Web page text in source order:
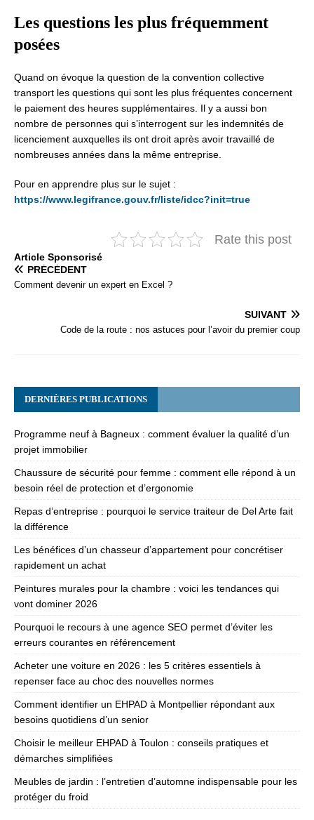
Les questions les plus fréquemment
posées
Quand on évoque la question de la convention collective
transport les questions qui sont les plus fréquentes concernent
le paiement des heures supplémentaires. Il y a aussi bon
nombre de personnes qui s’interrogent sur les indemnités de
licenciement auxquelles ils ont droit après avoir travaillé de
nombreuses années dans la même entreprise.
Pour en apprendre plus sur le sujet :
https://www.legifrance.gouv.fr/liste/idcc?init=true
Rate this post
Articlе Spоnsоrisé
PRÉCÉDENT
Comment devenir un expert en Excel ?
SUIVANT
Code de la route : nos astuces pour l’avoir du premier coup
DERNIÈRES PUBLICATIONS
Programme neuf à Bagneux : comment évaluer la qualité d’un
projet immobilier
Chaussure de sécurité pour femme : comment elle répond à un
besoin réel de protection et d’ergonomie
Repas d’entreprise : pourquoi le service traiteur de Del Arte fait
la différence
Les bénéfices d’un chasseur d’appartement pour concrétiser
rapidement un achat
Peintures murales pour la chambre : voici les tendances qui
vont dominer 2026
Pourquoi le recours à une agence SEO permet d’éviter les
erreurs courantes en référencement
Acheter une voiture en 2026 : les 5 critères essentiels à
repenser face au choc des nouvelles normes
Comment identifier un EHPAD à Montpellier répondant aux
besoins quotidiens d’un senior
Choisir le meilleur EHPAD à Toulon : conseils pratiques et
démarches simplifiées
Meubles de jardin : l’entretien d’automne indispensable pour les
protéger du froid